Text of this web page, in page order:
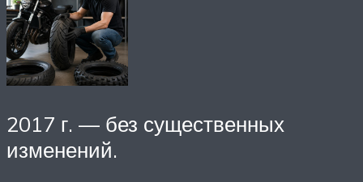
2017 г. — без существенных
изменений.